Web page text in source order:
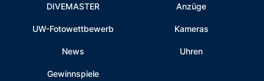
DIVEMASTER
UW-Fotowettbewerb
News
Gewinnspiele
Anzüge
Kameras
Uhren